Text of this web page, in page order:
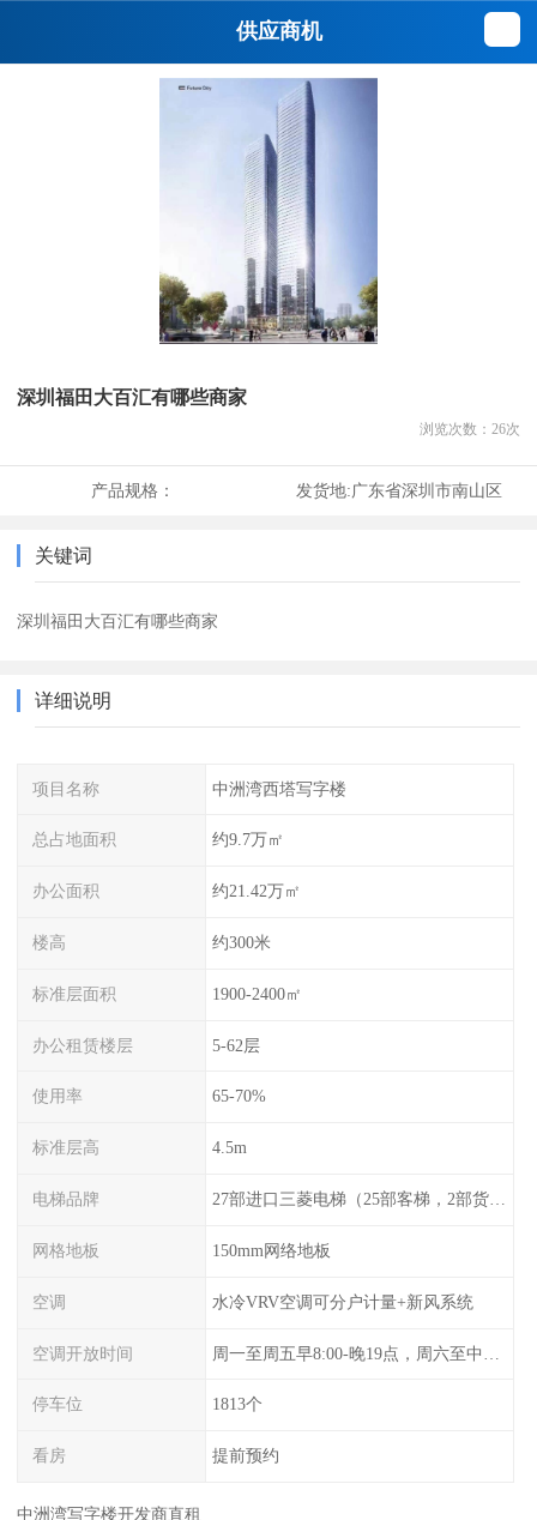
供应商机
深圳福田大百汇有哪些商家
浏览次数： 26次
产品规格： 发货地:广东省深圳市南山区
关键词
深圳福田大百汇有哪些商家
详细说明
项目名称 中洲湾西塔写字楼
总占地面积 约9.7万㎡
办公面积 约21.42万㎡
楼高 约300米
标准层面积 1900-2400㎡
办公租赁楼层 5-62层
使用率 65-70%
标准层高 4.5m
电梯品牌 27部进口三菱电梯（25部客梯，2部货梯）
网格地板 150mm网络地板
空调 水冷VRV空调可分户计量+新风系统
空调开放时间
停车位 1813个
看房 提前预约
中洲湾写字楼开发商直租